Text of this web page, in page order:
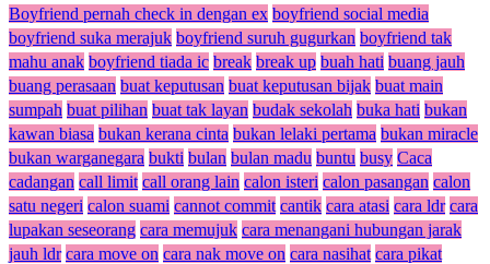
Boyfriend pernah check in dengan ex boyfriend social media
boyfriend suka merajuk boyfriend suruh gugurkan boyfriend tak
mahu anak boyfriend tiada ic break break up buah hati buang jauh
buang perasaan buat keputusan buat keputusan bijak buat main
sumpah buat pilihan buat tak layan budak sekolah buka hati bukan
kawan biasa bukan kerana cinta bukan lelaki pertama bukan miracle
bukan warganegara bukti bulan bulan madu buntu busy Caca
cadangan call limit call orang lain calon isteri calon pasangan calon
satu negeri calon suami cannot commit cantik cara atasi cara ldr cara
lupakan seseorang cara memujuk cara menangani hubungan jarak
jauh ldr cara move on cara nak move on cara nasihat cara pikat